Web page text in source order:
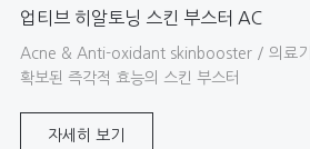
업티브 히알토닝 스킨 부스터 AC
Acne & Anti-oxidant skinbooster / 의료기
확보된 즉각적 효능의 스킨 부스터
자세히 보기